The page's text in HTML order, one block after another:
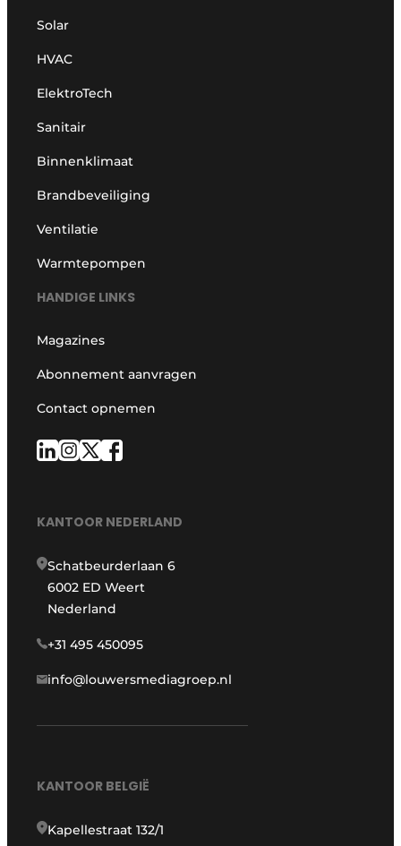
Solar
HVAC
ElektroTech
Sanitair
Binnenklimaat
Brandbeveiliging
Ventilatie
Warmtepompen
HANDIGE LINKS
Magazines
Abonnement aanvragen
Contact opnemen
KANTOOR NEDERLAND
Schatbeurderlaan 6
6002 ED Weert
Nederland
+31 495 450095
info@louwersmediagroep.nl
KANTOOR BELGIË
Kapellestraat 132/1